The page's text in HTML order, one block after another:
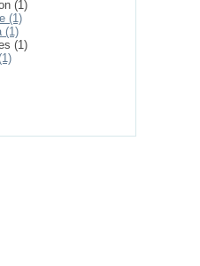
(1)
(1)
(1)
(1)